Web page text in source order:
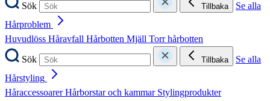
Sök
Tillbaka
Se alla
Hårproblem
Huvudlöss Håravfall Hårbotten Mjäll Torr hårbotten
Sök
Tillbaka
Se alla
Hårstyling
HåraccessoarerHårborstar och kammar Stylingprodukter